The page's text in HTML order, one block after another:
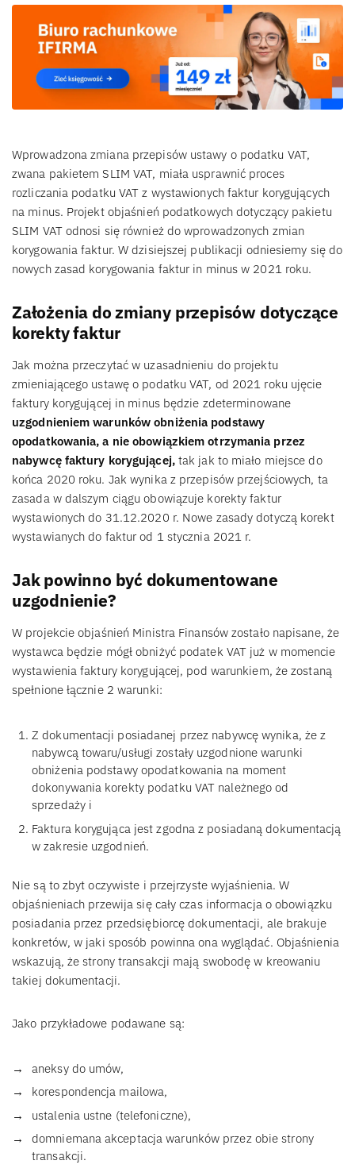
Wprowadzona zmiana przepisów ustawy o podatku VAT,
zwana pakietem SLIM VAT, miała usprawnić proces
rozliczania podatku VAT z wystawionych faktur korygujących
na minus. Projekt objaśnień podatkowych dotyczący pakietu
SLIM VAT odnosi się również do wprowadzonych zmian
korygowania faktur. W dzisiejszej publikacji odniesiemy się do
nowych zasad korygowania faktur in minus w 2021 roku.
Założenia do zmiany przepisów dotyczące
korekty faktur
Jak można przeczytać w uzasadnieniu do projektu
zmieniającego ustawę o podatku VAT, od 2021 roku ujęcie
faktury korygującej in minus będzie zdeterminowane
uzgodnieniem warunków obniżenia podstawy
opodatkowania, a nie obowiązkiem otrzymania przez
nabywcę faktury korygującej,tak jak to miało miejsce do
końca 2020 roku. Jak wynika z przepisów przejściowych, ta
zasada w dalszym ciągu obowiązuje korekty faktur
wystawionych do 31.12.2020 r. Nowe zasady dotyczą korekt
wystawianych do faktur od 1 stycznia 2021 r.
Jak powinno być dokumentowane
uzgodnienie?
W projekcie objaśnień Ministra Finansów zostało napisane, że
wystawca będzie mógł obniżyć podatek VAT już w momencie
wystawienia faktury korygującej, pod warunkiem, że zostaną
spełnione łącznie 2 warunki:
Z dokumentacji posiadanej przez nabywcę wynika, że z
nabywcą towaru/usługi zostały uzgodnione warunki
obniżenia podstawy opodatkowania na moment
dokonywania korekty podatku VAT należnego od
sprzedaży i
Faktura korygująca jest zgodna z posiadaną dokumentacją
w zakresie uzgodnień.
Nie są to zbyt oczywiste i przejrzyste wyjaśnienia. W
objaśnieniach przewija się cały czas informacja o obowiązku
posiadania przez przedsiębiorcę dokumentacji, ale brakuje
konkretów, w jaki sposób powinna ona wyglądać. Objaśnienia
wskazują, że strony transakcji mają swobodę w kreowaniu
takiej dokumentacji.
Jako przykładowe podawane są:
aneksy do umów,
korespondencja mailowa,
ustalenia ustne (telefoniczne),
domniemana akceptacja warunków przez obie strony
transakcji.